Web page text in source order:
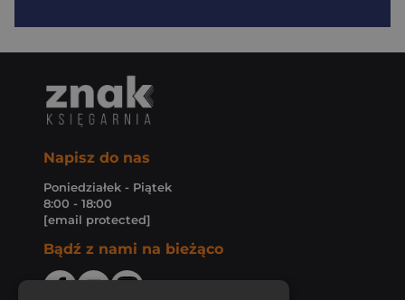
Napisz do nas
Poniedziałek - Piątek
8:00 - 18:00
[email protected]
Bądź z nami na bieżąco